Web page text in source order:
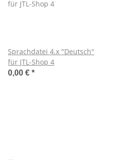
Sprachdatei 4.x "Deutsch"
für JTL-Shop 4
0,00 € *